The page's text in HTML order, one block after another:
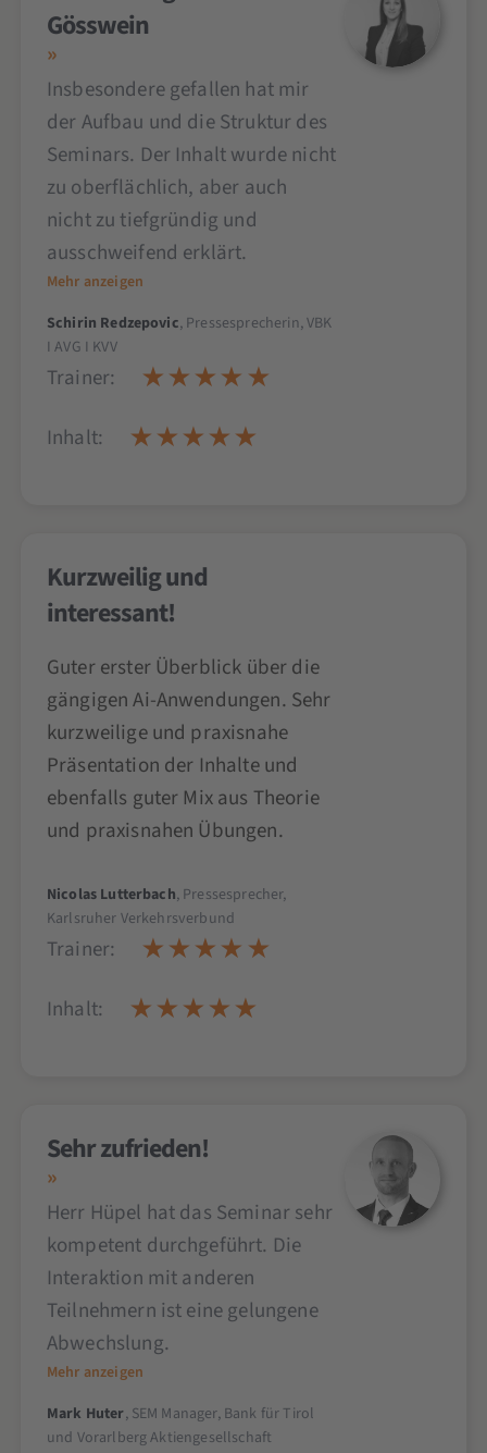
Gösswein
Insbesondere gefallen hat mir
der Aufbau und die Struktur des
Seminars. Der Inhalt wurde nicht
zu oberflächlich, aber auch
nicht zu tiefgründig und
ausschweifend erklärt.
Mehr anzeigen
Schirin Redzepovic, Pressesprecherin, VBK
I AVG I KVV
Trainer:
Inhalt:
Kurzweilig und
interessant!
Guter erster Überblick über die
gängigen Ai-Anwendungen. Sehr
kurzweilige und praxisnahe
Präsentation der Inhalte und
ebenfalls guter Mix aus Theorie
und praxisnahen Übungen.
Nicolas Lutterbach, Pressesprecher,
Karlsruher Verkehrsverbund
Trainer:
Inhalt:
Sehr zufrieden!
Herr Hüpel hat das Seminar sehr
kompetent durchgeführt. Die
Interaktion mit anderen
Teilnehmern ist eine gelungene
Abwechslung.
Mehr anzeigen
Mark Huter, SEM Manager, Bank für Tirol
und Vorarlberg Aktiengesellschaft